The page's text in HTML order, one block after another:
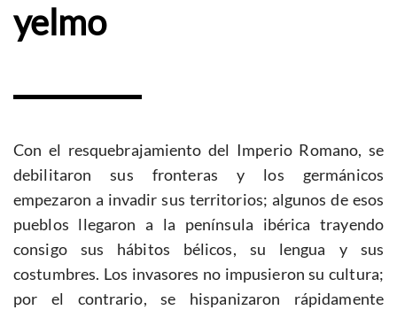
yelmo
Con el resquebrajamiento del Imperio Romano, se
debilitaron sus fronteras y los germánicos
empezaron a invadir sus territorios; algunos de esos
pueblos llegaron a la península ibérica trayendo
consigo sus hábitos bélicos, su lengua y sus
costumbres. Los invasores no impusieron su cultura;
por el contrario, se hispanizaron rápidamente